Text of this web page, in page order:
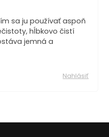
sa ju používať aspoň
hĺbkovo čistí
jemná a
Nahlásiť